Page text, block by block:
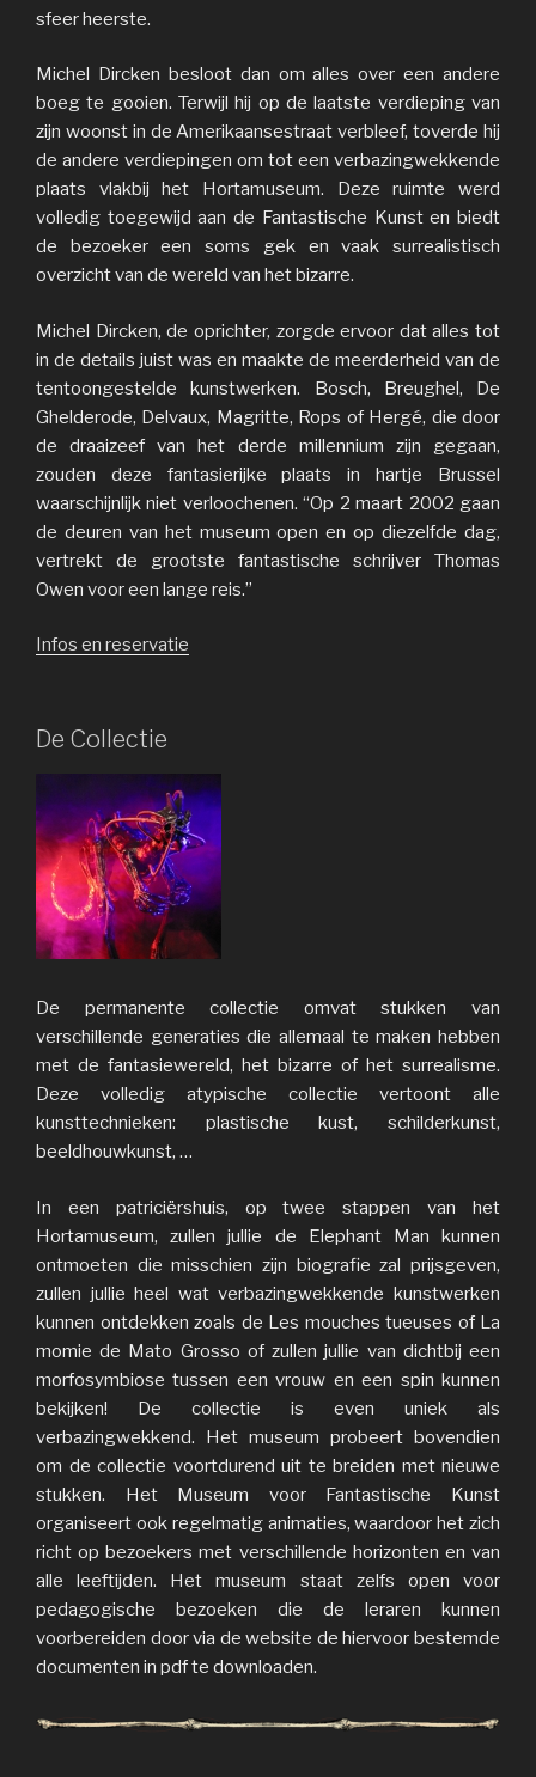
sfeer heerste.
Michel Dircken besloot dan om alles over een andere
boeg te gooien. Terwijl hij op de laatste verdieping van
zijn woonst in de Amerikaansestraat verbleef, toverde hij
de andere verdiepingen om tot een verbazingwekkende
plaats vlakbij het Hortamuseum. Deze ruimte werd
volledig toegewijd aan de Fantastische Kunst en biedt
de bezoeker een soms gek en vaak surrealistisch
overzicht van de wereld van het bizarre.
Michel Dircken, de oprichter, zorgde ervoor dat alles tot
in de details juist was en maakte de meerderheid van de
tentoongestelde kunstwerken. Bosch, Breughel, De
Ghelderode, Delvaux, Magritte, Rops of Hergé, die door
de draaizeef van het derde millennium zijn gegaan,
zouden deze fantasierijke plaats in hartje Brussel
waarschijnlijk niet verloochenen. “Op 2 maart 2002 gaan
de deuren van het museum open en op diezelfde dag,
vertrekt de grootste fantastische schrijver Thomas
Owen voor een lange reis.”
Infos en reservatie
De Collectie
De permanente collectie omvat stukken van
verschillende generaties die allemaal te maken hebben
met de fantasiewereld, het bizarre of het surrealisme.
Deze volledig atypische collectie vertoont alle
kunsttechnieken: plastische kust, schilderkunst,
beeldhouwkunst, …
In een patriciërshuis, op twee stappen van het
Hortamuseum, zullen jullie de Elephant Man kunnen
ontmoeten die misschien zijn biografie zal prijsgeven,
zullen jullie heel wat verbazingwekkende kunstwerken
kunnen ontdekken zoals de Les mouches tueuses of La
momie de Mato Grosso of zullen jullie van dichtbij een
morfosymbiose tussen een vrouw en een spin kunnen
bekijken! De collectie is even uniek als
verbazingwekkend. Het museum probeert bovendien
om de collectie voortdurend uit te breiden met nieuwe
stukken. Het Museum voor Fantastische Kunst
organiseert ook regelmatig animaties, waardoor het zich
richt op bezoekers met verschillende horizonten en van
alle leeftijden. Het museum staat zelfs open voor
pedagogische bezoeken die de leraren kunnen
voorbereiden door via de website de hiervoor bestemde
documenten in pdf te downloaden.